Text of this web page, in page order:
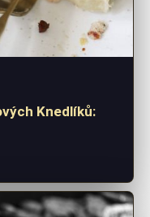
Knedlíků: